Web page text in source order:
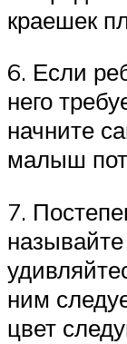
краешек
6. Если
него
начните
малыш
7.
ним
цвет